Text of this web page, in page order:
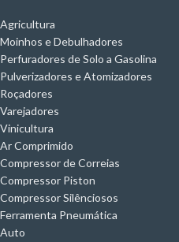
Agricultura
Moinhos e Debulhadores
Perfuradores de Solo a Gasolina
Pulverizadores e Atomizadores
Roçadores
Varejadores
Vinicultura
Ar Comprimido
Compressor de Correias
Compressor Piston
Compressor Silênciosos
Ferramenta Pneumática
Auto